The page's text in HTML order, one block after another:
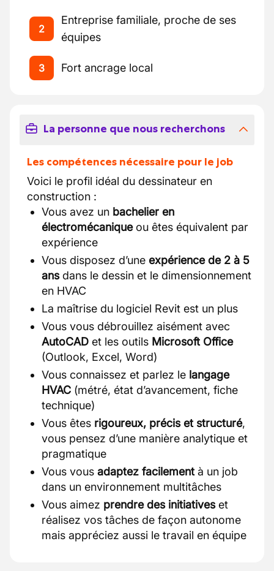
2
Entreprise familiale, proche de ses
équipes
3 Fort ancrage local
La personne que nous recherchons
Les compétences nécessaire pour le job
Voici le profil idéal du dessinateur en
construction :
Vous avez un bachelier en
électromécaniqueou êtes équivalent par
expérience
Vous disposez d’une expérience de 2 à 5
ansdans le dessin et le dimensionnement
en HVAC
La maîtrise du logiciel Revit est un plus
Vous vous débrouillez aisément avec
AutoCAD et les outils Microsoft Office
(Outlook, Excel, Word)
Vous connaissez et parlez le langage
HVAC (métré, état d’avancement, fiche
technique)
Vous êtes rigoureux, précis et structuré,
vous pensez d’une manière analytique et
pragmatique
Vous vous adaptez facilement à un job
dans un environnement multitâches
Vous aimez prendre des initiativeset
réalisez vos tâches de façon autonome
mais appréciez aussi le travail en équipe